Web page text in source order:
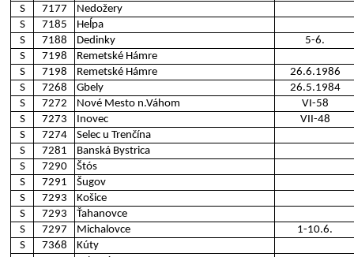
S
7177
Nedožery
S
7185
Heĺpa
S
7188 Dedinky
5-6.
S
7198
Remetské Hámre
S
7198 Remetské Hámre
26.6.1986
S
7268 Gbely
26.5.1984
S
7272 Nové Mesto n.Váhom
VI-58
S
7273 Inovec
VII-48
S
7274
Selec u Trenčína
S
7281
Banská Bystrica
S
7290
Štós
S
7291
Šugov
S
7293
Košice
S
7293
Ťahanovce
S
7297 Michalovce
1-10.6.
S
7368
Kúty